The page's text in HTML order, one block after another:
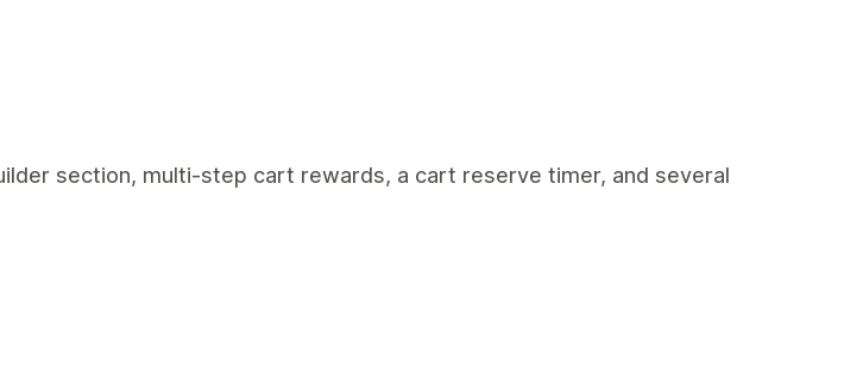
section, multi-step cart rewards, a cart reserve timer, and several